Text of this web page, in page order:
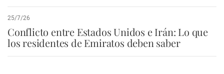
25/7/26
Conflicto entre Estados Unidos e Irán: Lo que
los residentes de Emiratos deben saber